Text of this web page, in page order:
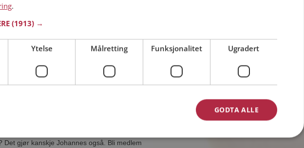
i Vestfold
med? Som medlem på Møteplassen får du
om de single.
Det gjør kanskje Johannes også. Bli medlem
.
(1913) →
Ytelse Målretting Funksjonalitet Ugradert
GODTA ALLE